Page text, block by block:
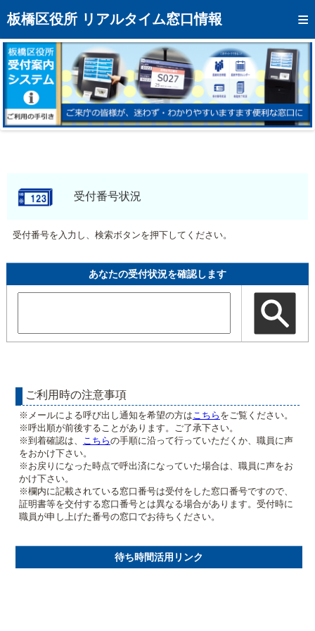
板橋区役所 リアルタイム窓口情報
トップページへ
混雑予想カレンダー
リアルタイム混雑状況
リアルタイム受付番号状況
メール通知登録
モバイルサイト受付番号状況
受付番号を入力し、検索ボタンを押下してください。
あなたの受付状況を確認します
ご利用時の注意事項
※メールによる呼び出し通知を希望の方は こちら をご覧ください。
※呼出順が前後することがあります。ご了承下さい。
※到着確認は、
こちらの手順に沿って行っていただくか、職員に声
をおかけ下さい。
※お戻りになった時点で呼出済になっていた場合は、職員に声をお
かけ下さい。
※欄内に記載されている窓口番号は受付をした窓口番号ですので、
証明書等を交付する窓口番号とは異なる場合があります。受付時に
職員が申し上げた番号の窓口でお待ちください。
待ち時間活用リンク